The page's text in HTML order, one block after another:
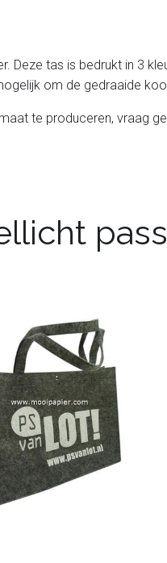
tas is bedrukt in 3
om de gedraaide
te produceren, vraag